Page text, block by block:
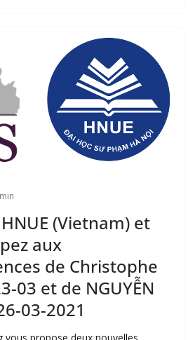
(Vietnam) et
aux
de Christophe
03 et de NGUYỄN
03-2021
vous propose deux nouvelles